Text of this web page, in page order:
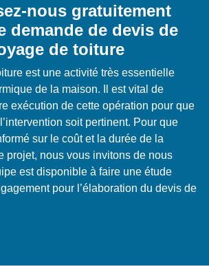
nous gratuitement
demande de devis de
de toiture
est une activité très essentielle
de la maison. Il est vital de
exécution de cette opération pour que
soit pertinent. Pour que
sur le coût et la durée de la
projet, nous vous invitons de nous
est disponible à faire une étude
pour l’élaboration du devis de